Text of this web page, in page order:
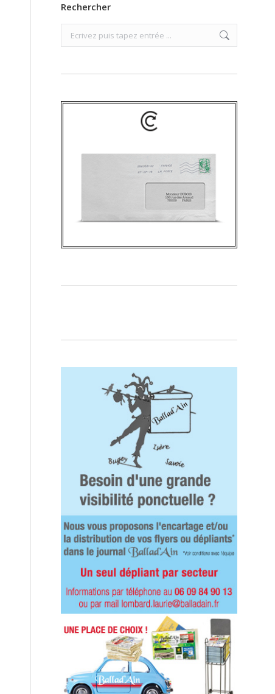
Rechercher
Search: